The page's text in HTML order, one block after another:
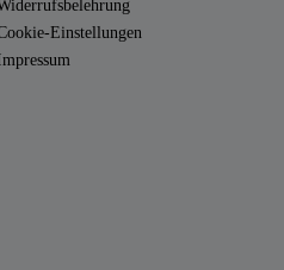
Einstellungen